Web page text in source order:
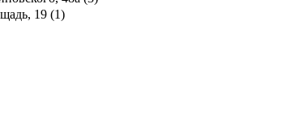
19 (1)